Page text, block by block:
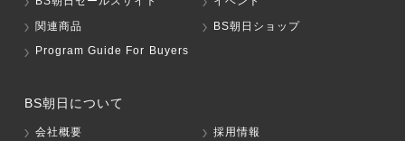
関連商品
BS朝日ショップ
Program Guide For Buyers
BS朝日について
会社概要
採用情報